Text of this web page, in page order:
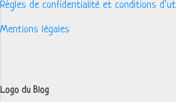
Règles de confidentialité et conditions
Mentions légales
Logo du Blog